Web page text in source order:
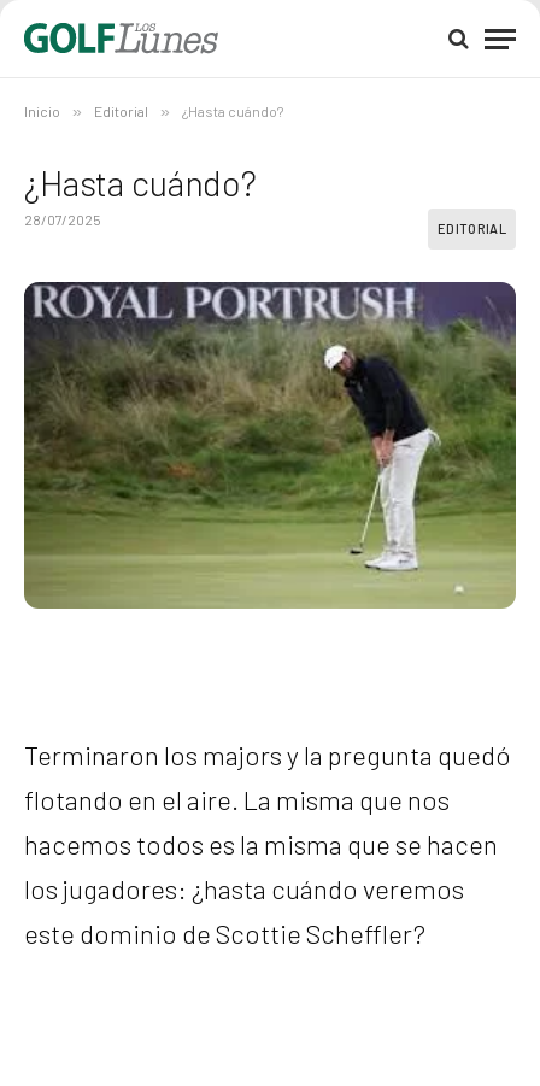
Inicio » Editorial » ¿Hasta cuándo?
¿Hasta cuándo?
28/07/2025
EDITORIAL
Terminaron los majors y la pregunta quedó
flotando en el aire. La misma que nos
hacemos todos es la misma que se hacen
los jugadores: ¿hasta cuándo veremos
este dominio de Scottie Scheffler?